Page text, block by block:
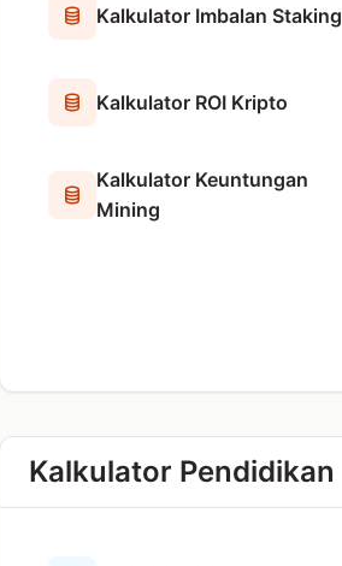
Kalkulator Imbalan Staking
Kalkulator ROI Kripto
Kalkulator Keuntungan
Mining
Kalkulator Pendidikan